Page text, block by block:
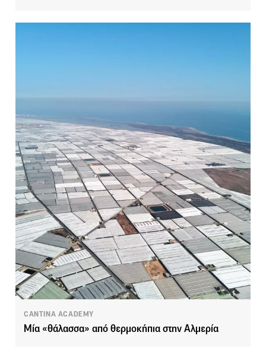
CANTINA ACADEMY
Mία «θάλασσα» από θερμοκήπια στην Αλμερία